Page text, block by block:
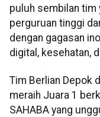
puluh sembilan tim
perguruan tinggi
dengan gagasan
digital, kesehatan,
Tim Berlian Depok
meraih Juara 1
SAHABA yang